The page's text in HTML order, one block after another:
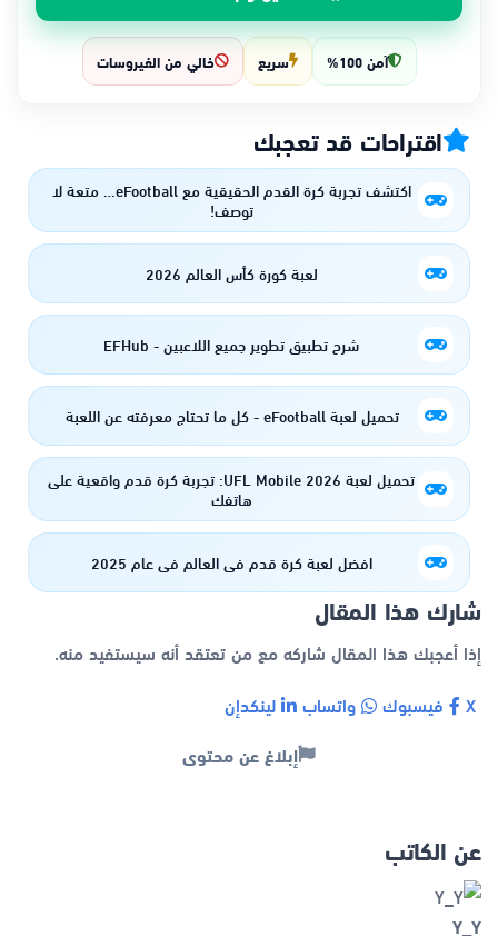
آمن 100% سريع خالي من الفيروسات
اقتراحات قد تعجبك
اكتشف تجربة كرة القدم الحقيقية مع eFootball… متعة لا
توصف!
لعبة كورة كأس العالم 2026
شرح تطبيق تطوير جميع اللاعبين - EFHub
تحميل لعبة eFootball - كل ما تحتاج معرفته عن اللعبة
تحميل لعبة UFL Mobile 2026: تجربة كرة قدم واقعية على
هاتفك
افضل لعبة كرة قدم في العالم فى عام 2025
شارك هذا المقال
إذا أعجبك هذا المقال شاركه مع من تعتقد أنه سيستفيد منه.
فيسبوك واتساب لينكدإن
إبلاغ عن محتوى
عن الكاتب
Y_Y